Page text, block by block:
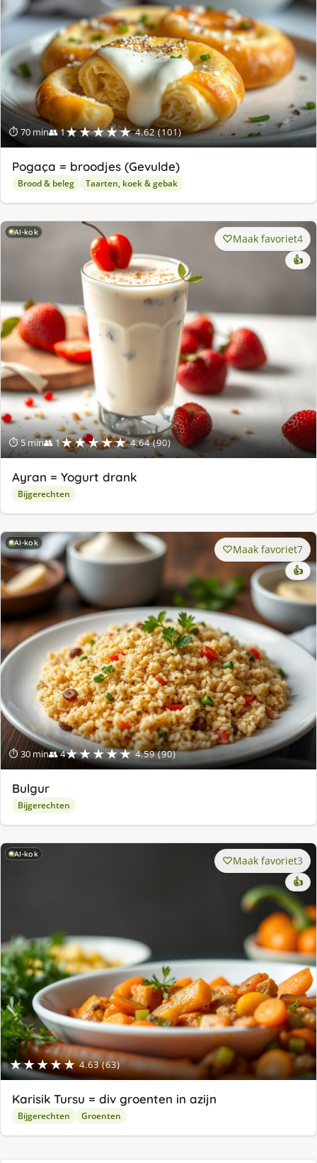
⏱ 70 min👥 1★★★★★ 4.62 (101)
Pogaça = broodjes (Gevulde)
Brood & beleg Taarten, koek & gebak
AI-kok
⏱ 5 min👥 1★★★★★ 4.64 (90)
Maak favoriet4
👍
Ayran = Yogurt drank
Bijgerechten
AI-kok
⏱ 30 min👥 4★★★★★ 4.59 (90)
Maak favoriet7
👍
Bulgur
Bijgerechten
AI-kok
★★★★★ 4.63 (63)
Maak favoriet3
👍
Karisik Tursu = div groenten in azijn
Bijgerechten Groenten